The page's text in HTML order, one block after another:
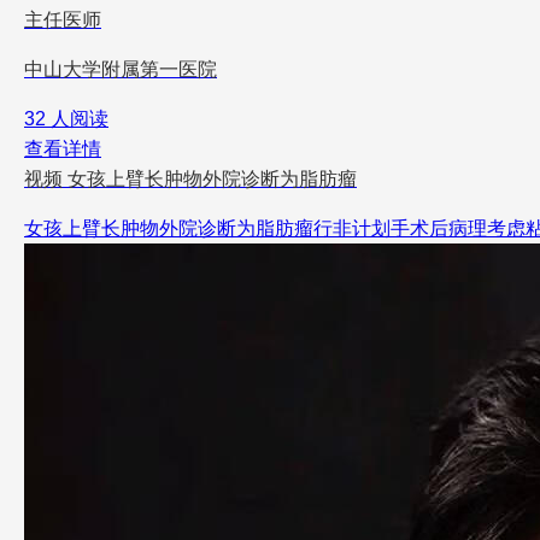
主任医师
中山大学附属第一医院
32 人阅读
查看详情
视频 女孩上臂长肿物外院诊断为脂肪瘤
女孩上臂长肿物外院诊断为脂肪瘤行非计划手术后病理考虑